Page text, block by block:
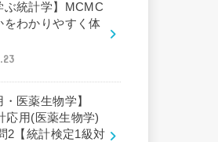
ぶ統計学】MCMC
をわかりやすく体
・医薬生物学】
応用(医薬生物学)
2【統計検定1級対